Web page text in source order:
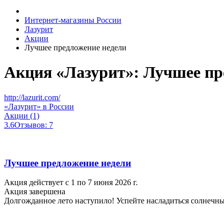
Интернет-магазины России
Лазурит
Акции
Лучшее предложение недели
Акция «Лазурит»: Лучшее
http://lazurit.com/
«Лазурит» в России
Акции (1)
3.6Отзывов: 7
Лучшее предложение недели
Акция действует с 1 по 7 июня 2026 г.
Акция завершена
Долгожданное лето наступило! Успейте насладиться